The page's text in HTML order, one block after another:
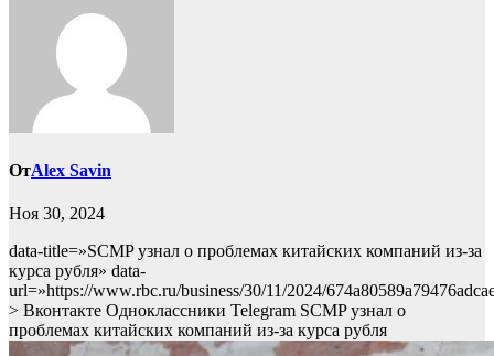
ОтAlex Savin
Ноя 30, 2024
data-title=»SCMP узнал о проблемах китайских компаний из-за
курса рубля» data-
url=»https://www.rbc.ru/business/30/11/2024/
> Вконтакте Одноклассники Telegram SCMP узнал о
проблемах китайских компаний из-за курса рубля